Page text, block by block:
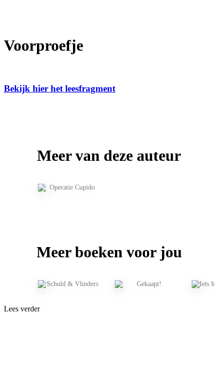
Voorproefje
Bekijk hier het leesfragment
Meer van deze auteur
Meer boeken voor jou
Lees verder